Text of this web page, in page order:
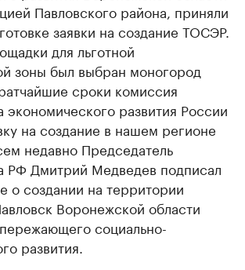
Павловского района, приняли
заявки на создание ТОСЭР.
для льготной
зоны был выбран моногород
сроки комиссия
экономического развития России
на создание в нашем регионе
недавно Председатель
РФ Дмитрий Медведев подписал
о создании на территории
Воронежской области
социально-
развития.